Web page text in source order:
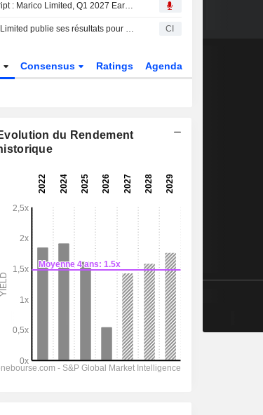
Transcript : Marico Limited, Q1 2027 Earnings Call, Aug 04, 2026
Marico Limited publie ses résultats pour le premier trimestre clos le 30 juin 2026 CI
Consensus Ratings Agenda
du Rendement